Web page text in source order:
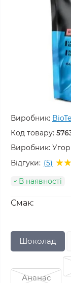
Виробник:
Код товару:
Виробник:
Відгуки: (5)
В наявності
Смак:
Шоколад
Ананас